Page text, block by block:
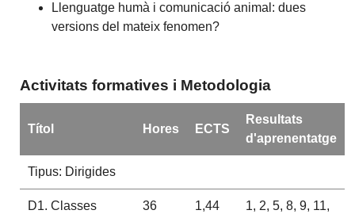
Llenguatge humà i comunicació animal: dues
versions del mateix fenomen?
Activitats formatives i Metodologia
Títol Hores ECTS
Resultats
d'aprenentatge
Tipus: Dirigides
D1. Classes
36 1,44
1, 2, 5, 8, 9, 11,